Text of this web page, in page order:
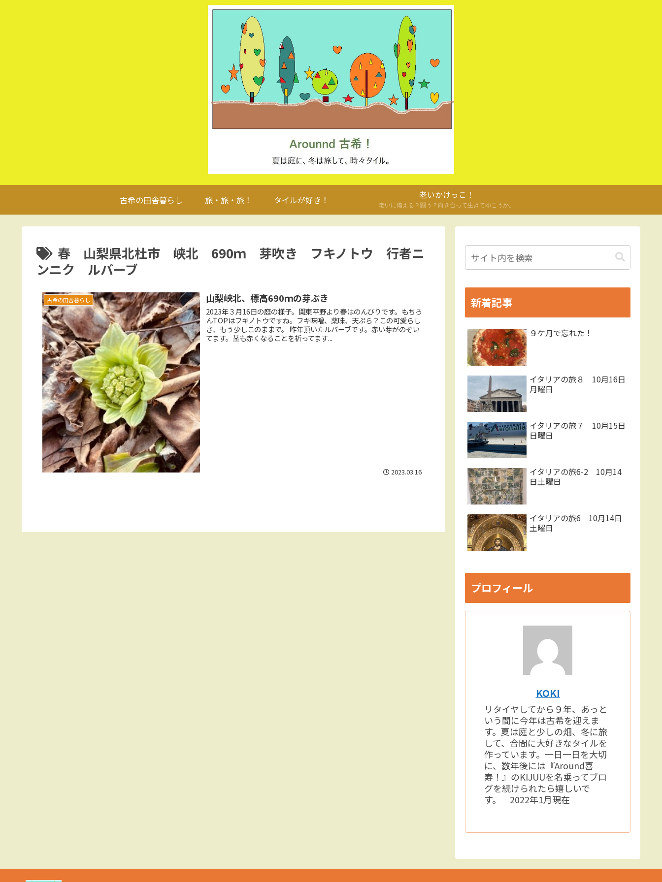
古希の田舎暮らし 旅・旅・旅！ タイルが好き！ 老いかけっこ！
老いに備える？闘う？向き合って生きてゆこうか。
春 山梨県北杜市 峡北 690ｍ 芽吹き フキノトウ 行者ニ
ンニク ルバーブ
古希の田舎暮らし 山梨峡北、標高690ｍの芽ぶき
2023年３月16日の庭の様子。関東平野より春はのんびりです。もちろ
んTOPはフキノトウですね。フキ味噌、薬味、天ぷら？この可愛らし
さ、もう少しこのままで。 昨年頂いたルバーブです。赤い芽がのぞい
てます。茎も赤くなることを祈ってます...
2023.03.16
新着記事
９ケ月で忘れた！
イタリアの旅８ 10月16日
月曜日
イタリアの旅７ 10月15日
日曜日
イタリアの旅6-2 10月14
日土曜日
イタリアの旅6 10月14日
土曜日
プロフィール
KOKI
リタイヤしてから９年、あっと
いう間に今年は古希を迎えま
す。夏は庭と少しの畑、冬に旅
して、合間に大好きなタイルを
作っています。一日一日を大切
に、数年後には『Around喜
寿！』のKIJUUを名乗ってブロ
グを続けられたら嬉しいで
す。 2022年1月現在